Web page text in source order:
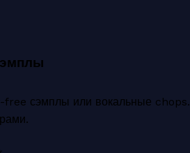
free сэмплы или вокальные chops.